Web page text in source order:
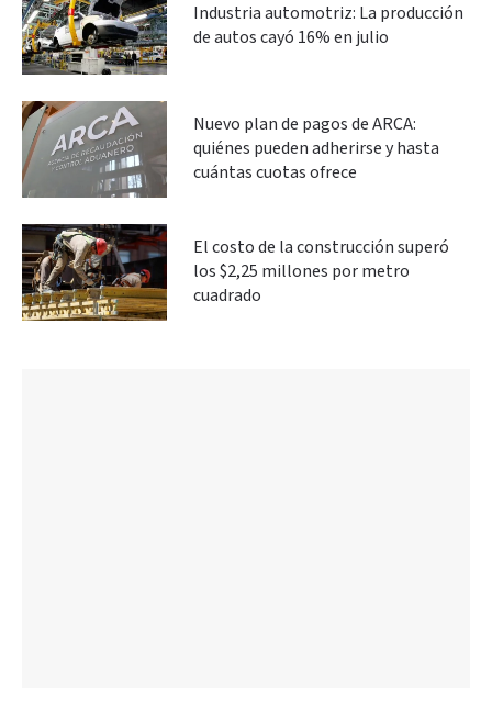
Industria automotriz: La producción
de autos cayó 16% en julio
Nuevo plan de pagos de ARCA:
quiénes pueden adherirse y hasta
cuántas cuotas ofrece
El costo de la construcción superó
los $2,25 millones por metro
cuadrado